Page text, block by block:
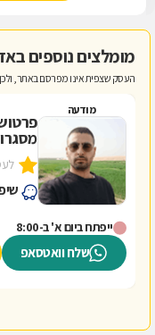
מומלצים נוספים
העסק שצפית אינו מפרסם באתר,
מודעה
שיפון 3,
ייפתח ביום א' ב-8:00
שלח וואטסאפ